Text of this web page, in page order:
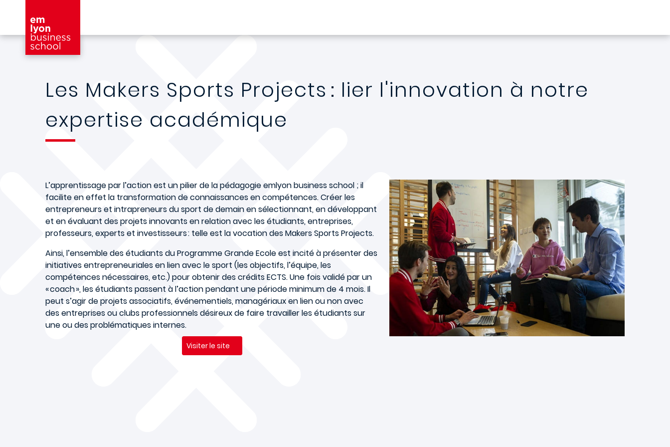
Les Makers Sports Projects : lier l'innovation à notre
expertise académique
L’apprentissage par l’action est un pilier de la pédagogie emlyon business school ; il
facilite en effet la transformation de connaissances en compétences. Créer les
entrepreneurs et intrapreneurs du sport de demain en sélectionnant, en développant
et en évaluant des projets innovants en relation avec les étudiants, entreprises,
professeurs, experts et investisseurs : telle est la vocation des Makers Sports Projects.
Ainsi, l’ensemble des étudiants du Programme Grande Ecole est incité à présenter des
initiatives entrepreneuriales en lien avec le sport (les objectifs, l’équipe, les
compétences nécessaires, etc.) pour obtenir des crédits ECTS. Une fois validé par un
« coach », les étudiants passent à l’action pendant une période minimum de 4 mois. Il
peut s’agir de projets associatifs, événementiels, managériaux en lien ou non avec
des entreprises ou clubs professionnels désireux de faire travailler les étudiants sur
une ou des problématiques internes.
Visiter le site